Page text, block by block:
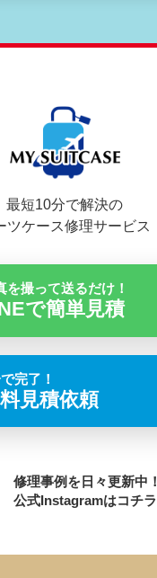
最短10分で解決の
ツケース修理サービス
を撮って送るだけ！
で簡単見積
完了！
見積依頼
修理事例を日々更新中！
公式Instagramはコチラ